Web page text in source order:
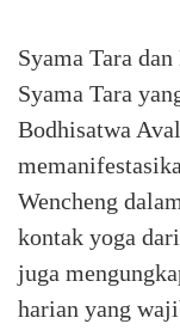
Syama Tara
Syama Tara
Bodhisatwa
Wencheng
kontak yoga
juga
harian yang